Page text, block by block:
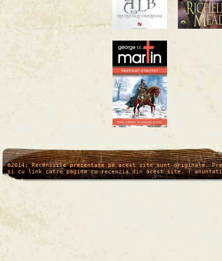
/* */
©2014: Recenziile prezentate pe acest site sunt originale.
si cu link catre pagina cu recenzia din acest site. (